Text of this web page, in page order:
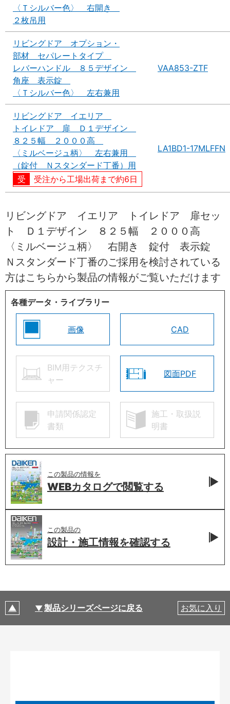
〈Ｔシルバー色〉 右開き
２枚吊用
リビングドア オプション・
部材 セパレートタイプ
レバーハンドル ８５デザイン
角座 表示錠
〈Ｔシルバー色〉 左右兼用
VAA853-ZTF
リビングドア イエリア
トイレドア 扉 Ｄ１デザイン
８２５幅 ２０００高
〈ミルベージュ柄〉 左右兼用
（錠付 Ｎスタンダード丁番）用
受注から工場出荷まで約6日
LA1BD1-17MLFFN
リビングドア イエリア トイレドア 扉セッ
ト Ｄ１デザイン ８２５幅 ２０００高
〈ミルベージュ柄〉 右開き 錠付 表示錠
Ｎスタンダード丁番のご採用を検討されている
方はこちらから製品の情報がご覧いただけます
各種データ・ライブラリー
画像 CAD
BIM用テクスチ
ャー
図面PDF
申請関係認定
書類
施工・取扱説
明書
この製品の情報を
WEBカタログで閲覧する
この製品の
設計・施工情報を確認する
製品シリーズページに戻る お気に入り